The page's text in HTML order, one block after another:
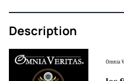
Description